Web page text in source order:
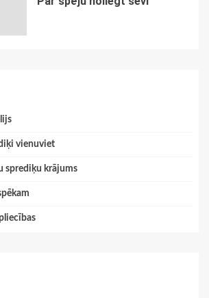
vienuviet
sprediķu krājums